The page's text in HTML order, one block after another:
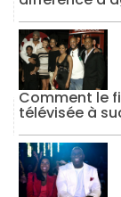
Comment le
télévisée à